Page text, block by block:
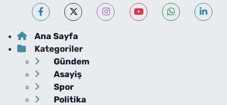
Ana Sayfa
Kategoriler
Gündem
Asayiş
Spor
Politika